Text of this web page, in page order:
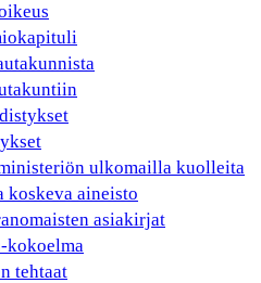
ulkomailla kuolleita
koskeva aineisto
asiakirjat
kokoelma
tehtaat